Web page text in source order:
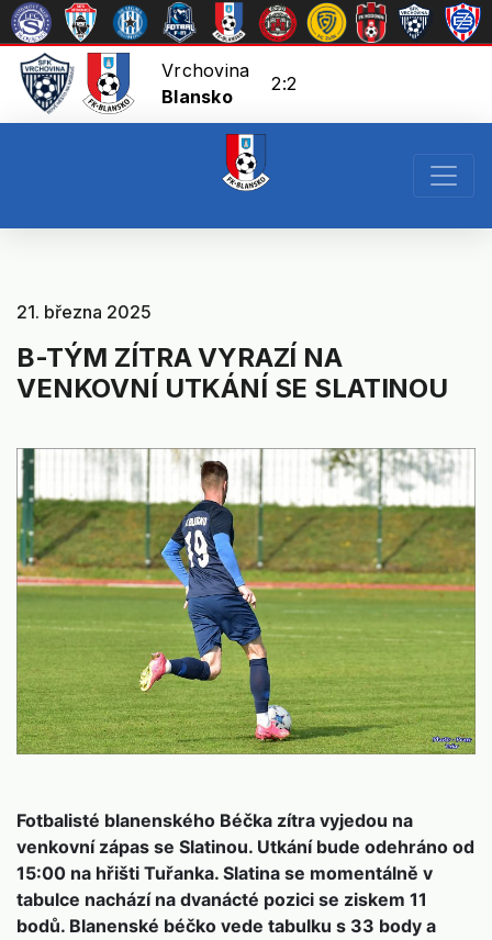
Vrchovina
Blansko
2:2
21. března 2025
B-TÝM ZÍTRA VYRAZÍ NA
VENKOVNÍ UTKÁNÍ SE SLATINOU
Fotbalisté blanenského Béčka zítra vyjedou na
venkovní zápas se Slatinou. Utkání bude odehráno od
15:00 na hřišti Tuřanka. Slatina se momentálně v
tabulce nachází na dvanácté pozici se ziskem 11
bodů. Blanenské béčko vede tabulku s 33 body a